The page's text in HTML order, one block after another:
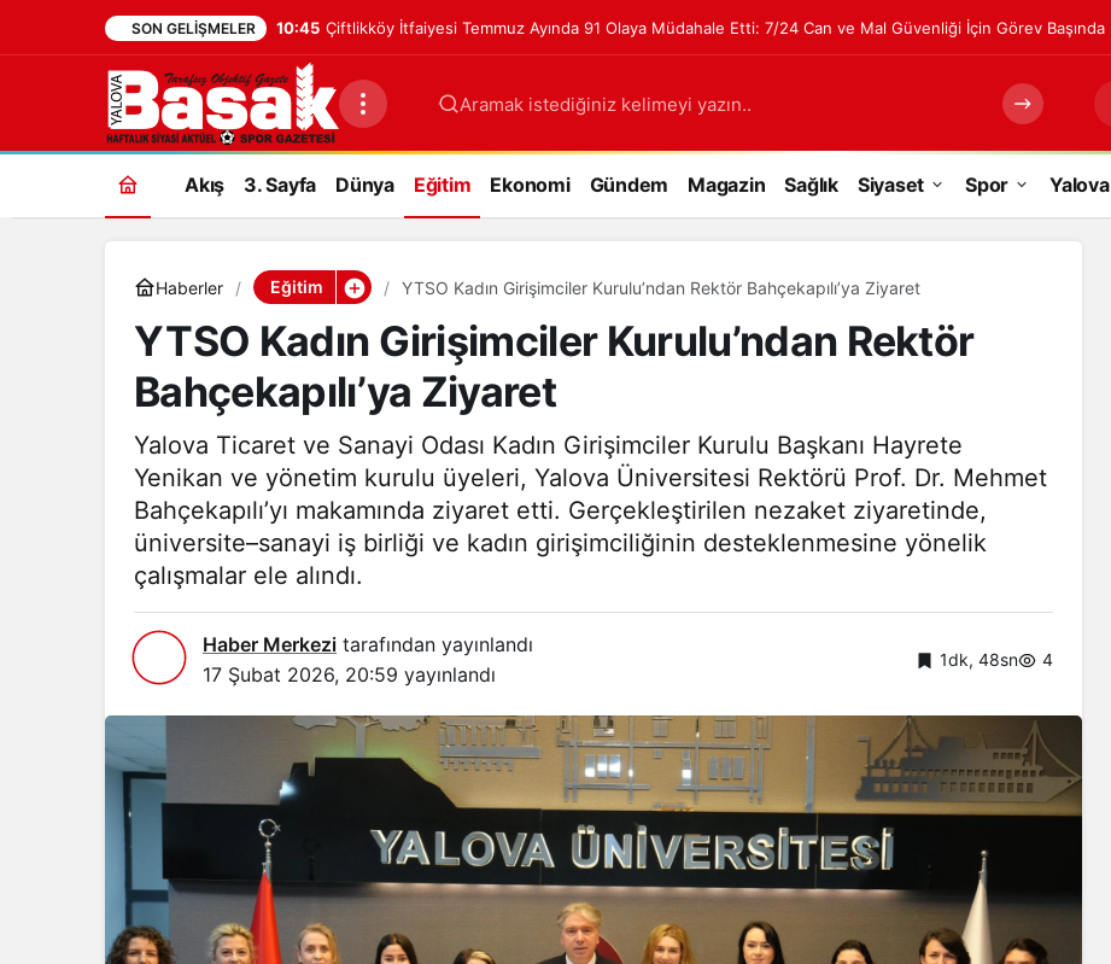
SON GELIŞMELER 10:45 Çiftlikköy İtfaiyesi Temmuz Ayında 91 Olaya Müdahale Etti: 7/24 Can ve Mal Güvenliği İçin Görev Başında
Aramak istediğiniz kelimeyi yazın..
Akış 3. Sayfa Dünya Eğitim Ekonomi Gündem Magazin Sağlık Siyaset Spor Yalova
Haberler Eğitim YTSO Kadın Girişimciler Kurulu’ndan Rektör Bahçekapılı’ya Ziyaret
YTSO Kadın Girişimciler Kurulu’ndan Rektör
Bahçekapılı’ya Ziyaret
Yalova Ticaret ve Sanayi Odası Kadın Girişimciler Kurulu Başkanı Hayrete
Yenikan ve yönetim kurulu üyeleri, Yalova Üniversitesi Rektörü Prof. Dr. Mehmet
Bahçekapılı’yı makamında ziyaret etti. Gerçekleştirilen nezaket ziyaretinde,
üniversite–sanayi iş birliği ve kadın girişimciliğinin desteklenmesine yönelik
çalışmalar ele alındı.
Haber Merkezi tarafından yayınlandı
17 Şubat 2026, 20:59 yayınlandı
1dk, 48sn 4